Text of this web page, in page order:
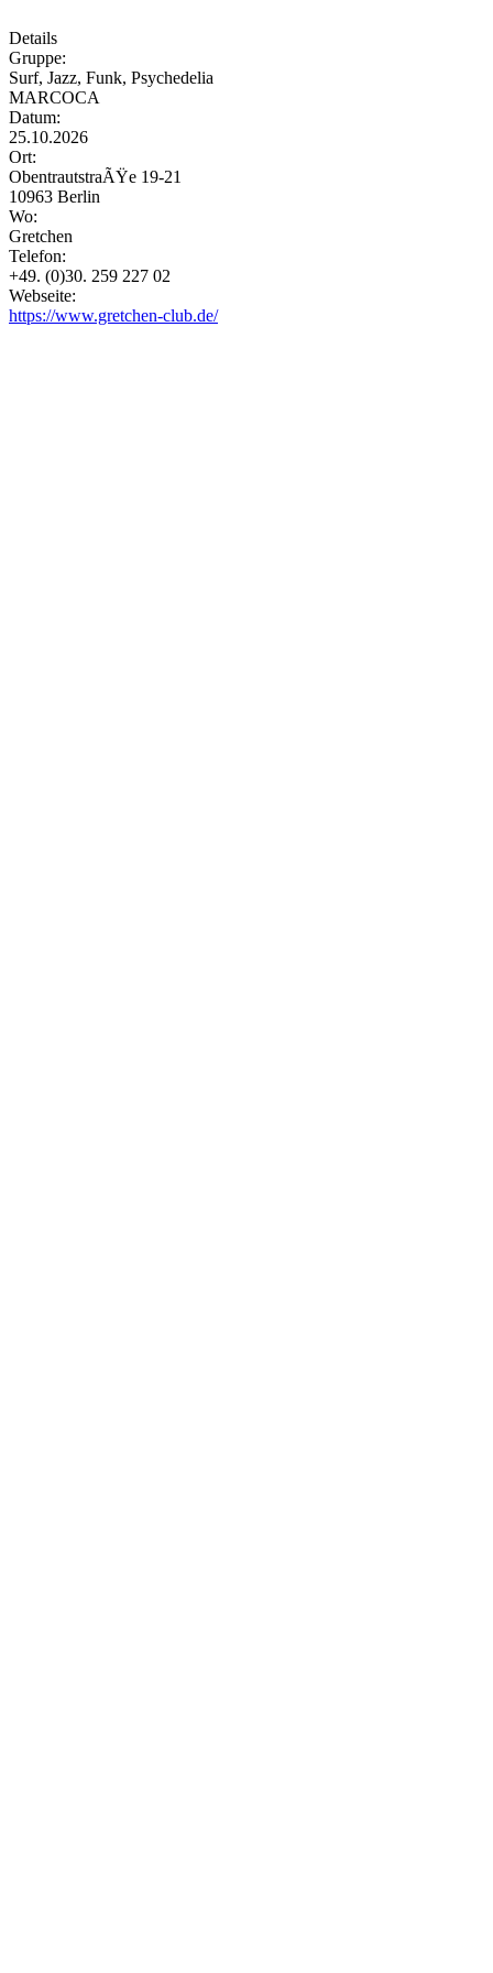
Details
Gruppe:
Surf, Jazz, Funk, Psychedelia
MARCOCA
Datum:
25.10.2026
Ort:
ObentrautstraÃŸe 19-21
10963 Berlin
Wo:
Gretchen
Telefon:
+49. (0)30. 259 227 02
Webseite:
https://www.gretchen-club.de/